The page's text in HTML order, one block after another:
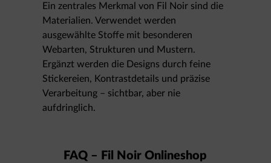
Ein zentrales Merkmal von Fil Noir sind die
Materialien. Verwendet werden
ausgewählte Stoffe mit besonderen
Webarten, Strukturen und Mustern.
Ergänzt werden die Designs durch feine
Stickereien, Kontrastdetails und präzise
Verarbeitung – sichtbar, aber nie
aufdringlich.
FAQ – Fil Noir Onlineshop